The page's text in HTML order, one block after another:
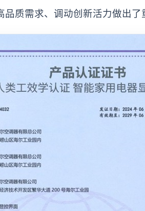
质需求、调动创新活力做出了